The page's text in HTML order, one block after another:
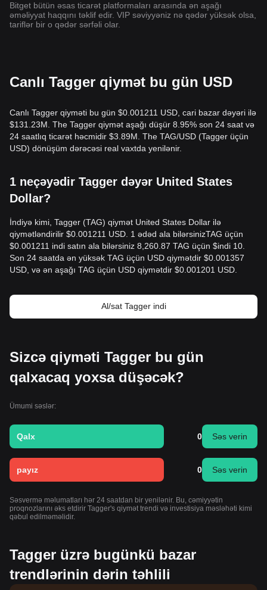
Bitget bütün əsas ticarət platformaları arasında ən aşağı
əməliyyat haqqını təklif edir. VIP səviyyəniz nə qədər yüksək olsa,
tariflər bir o qədər sərfəli olar.
Canlı Tagger qiymət bu gün USD
Canlı Tagger qiyməti bu gün $0.001211 USD, cari bazar dəyəri ilə
$131.23M. The Tagger qiymət aşağı düşür 8.95% son 24 saat və
24 saatlıq ticarət həcmidir $3.89M. The TAG/USD (Tagger üçün
USD) dönüşüm dərəcəsi real vaxtda yenilənir.
1 neçəyədir Tagger dəyər United States
Dollar?
İndiyə kimi, Tagger (TAG) qiymət United States Dollar ilə
qiymətləndirilir $0.001211 USD. 1 ədəd ala bilərsinizTAG üçün
$0.001211 indi satın ala bilərsiniz 8,260.87 TAG üçün $indi 10.
Son 24 saatda ən yüksək TAG üçün USD qiymətdir $0.001357
USD, və ən aşağı TAG üçün USD qiymətdir $0.001201 USD.
Al/sat Tagger indi
Sizcə qiyməti Tagger bu gün
qalxacaq yoxsa düşəcək?
Ümumi səslər:
Qalx 0 Səs verin
payız 0 Səs verin
Səsvermə məlumatları hər 24 saatdan bir yenilənir. Bu, cəmiyyətin
proqnozlarını əks etdirir Tagger's qiymət trendi və investisiya məsləhəti kimi
qəbul edilməməlidir.
Tagger üzrə bugünkü bazar
trendlərinin dərin təhlili